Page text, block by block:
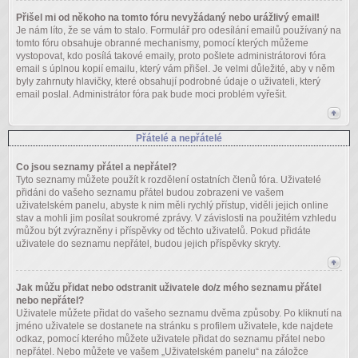
Přišel mi od někoho na tomto fóru nevyžádaný nebo urážlivý email!
Je nám líto, že se vám to stalo. Formulář pro odesílání emailů používaný na
tomto fóru obsahuje obranné mechanismy, pomocí kterých můžeme
vystopovat, kdo posílá takové emaily, proto pošlete administrátorovi fóra
email s úplnou kopií emailu, který vám přišel. Je velmi důležité, aby v něm
byly zahrnuty hlavičky, které obsahují podrobné údaje o uživateli, který
email poslal. Administrátor fóra pak bude moci problém vyřešit.
Přátelé a nepřátelé
Co jsou seznamy přátel a nepřátel?
Tyto seznamy můžete použít k rozdělení ostatních členů fóra. Uživatelé
přidáni do vašeho seznamu přátel budou zobrazeni ve vašem
uživatelském panelu, abyste k nim měli rychlý přístup, viděli jejich online
stav a mohli jim posílat soukromé zprávy. V závislosti na použitém vzhledu
můžou být zvýrazněny i příspěvky od těchto uživatelů. Pokud přidáte
uživatele do seznamu nepřátel, budou jejich příspěvky skryty.
Jak můžu přidat nebo odstranit uživatele do/z mého seznamu přátel
nebo nepřátel?
Uživatele můžete přidat do vašeho seznamu dvěma způsoby. Po kliknutí na
jméno uživatele se dostanete na stránku s profilem uživatele, kde najdete
odkaz, pomocí kterého můžete uživatele přidat do seznamu přátel nebo
nepřátel. Nebo můžete ve vašem „Uživatelském panelu“ na záložce